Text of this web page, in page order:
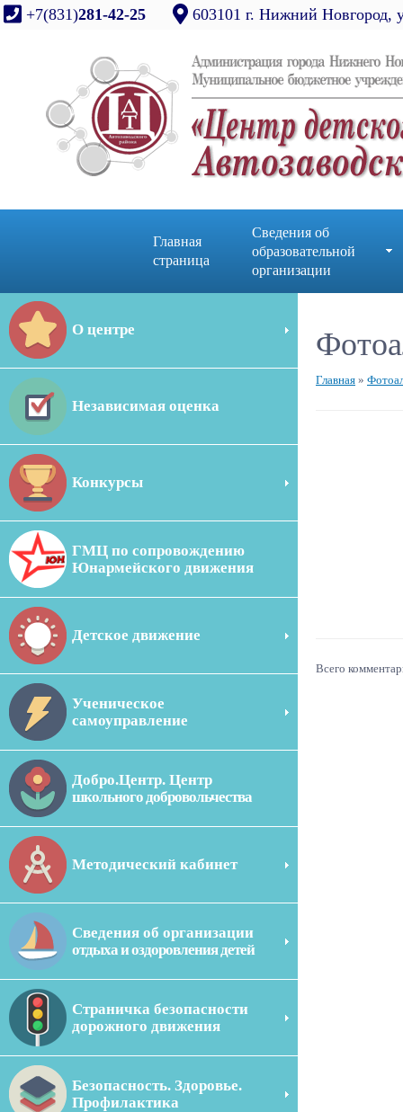
+7(831)281-42-25 603101 г. Нижний Новгород,
Главная
страница
Сведения об
образовательной
организации
О центре
Независимая оценка
Конкурсы
ГМЦ по сопровождению
Юнармейского движения
Детское движение
Ученическое
самоуправление
Добро.Центр. Центр
школьного добровольчества
Методический кабинет
Сведения об организации
отдыха и оздоровления детей
Страничка безопасности
дорожного движения
Безопасность. Здоровье.
Профилактика
Главная »
Всего